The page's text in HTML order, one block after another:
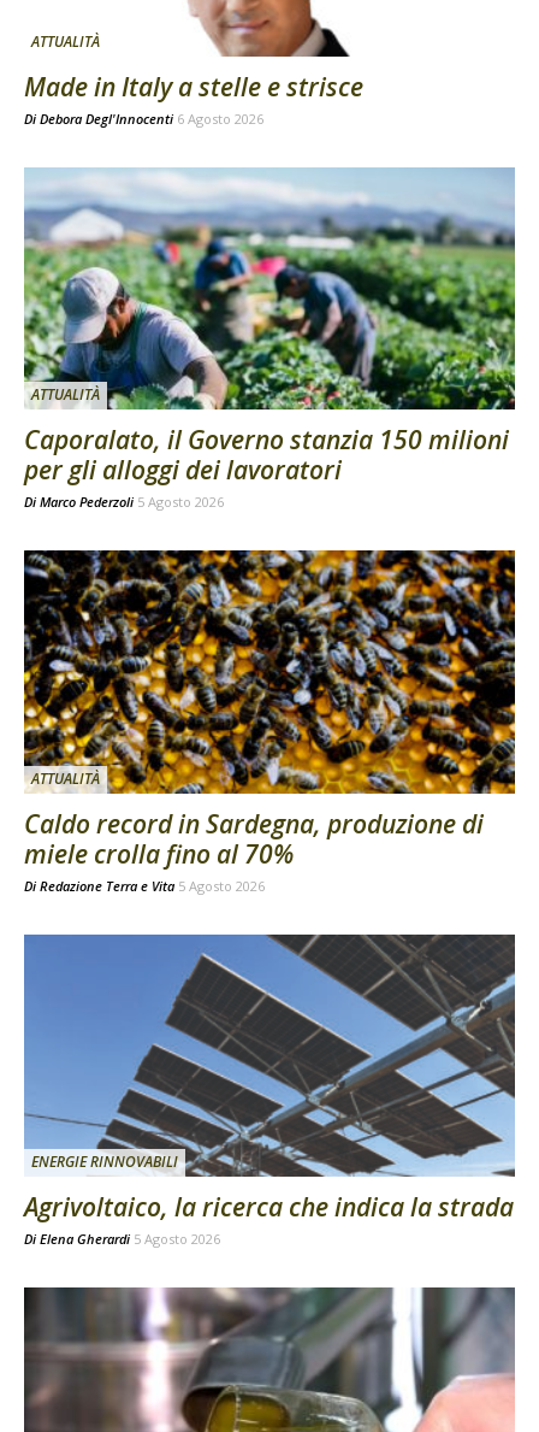
ATTUALITÀ
Made in Italy a stelle e strisce
Di Debora Degl'Innocenti 6 Agosto 2026
ATTUALITÀ
Caporalato, il Governo stanzia 150 milioni
per gli alloggi dei lavoratori
Di Marco Pederzoli 5 Agosto 2026
ATTUALITÀ
Caldo record in Sardegna, produzione di
miele crolla fino al 70%
Di Redazione Terra e Vita 5 Agosto 2026
ENERGIE RINNOVABILI
Agrivoltaico, la ricerca che indica la strada
Di Elena Gherardi 5 Agosto 2026